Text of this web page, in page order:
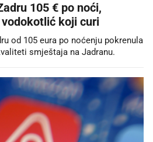
105 € po noći,
koji curi
od 105 eura po noćenju pokrenula
smještaja na Jadranu.